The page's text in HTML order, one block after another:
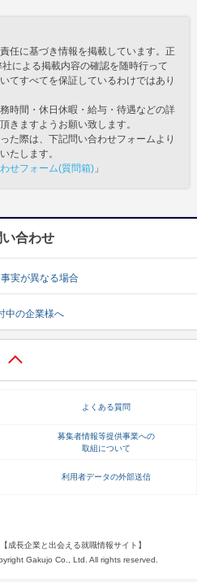
任に基づき情報を掲載しています。正
による掲載内容の確認を随時行って
てすべてを保証しているわけではあり
時間・休日休暇・給与・待遇などの詳
きますようお願い致します。
た際は、下記問い合わせフォームより
たします。
せフォーム(質問箱) 」
い合わせ
実が異なる場合
中の企業様へ
よくある質問
募集者情報等提供事業への
取組について
利用者データの外部送信
【成長企業と出会える就職情報サイト】
Gakujo Co., Ltd. All rights reserved.